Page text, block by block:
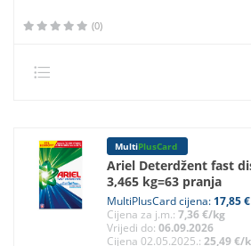
(0)
MultiPlusCard
Ariel Deterdžent fast
3,465 kg=63 pranja
MultiPlusCard cijena: 17,85 €
Cijena za j.m.: 7,36 €/kg
Vrijedi do: 06.09.2026
Cijena 02.05.2025.: 25,49 €/